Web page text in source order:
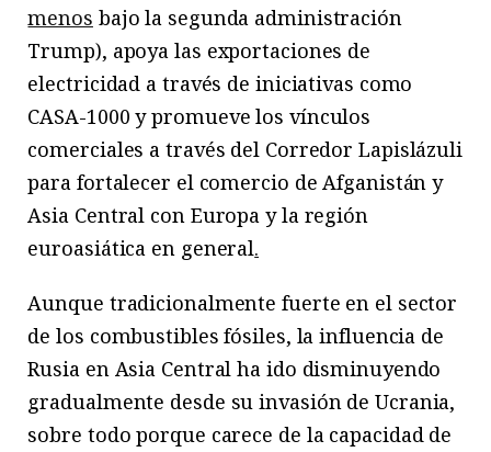
menos bajo la segunda administración
Trump), apoya las exportaciones de
electricidad a través de iniciativas como
CASA-1000 y promueve los vínculos
comerciales a través del Corredor Lapislázuli
para fortalecer el comercio de Afganistán y
Asia Central con Europa y la región
euroasiática en general.
Aunque tradicionalmente fuerte en el sector
de los combustibles fósiles, la influencia de
Rusia en Asia Central ha ido disminuyendo
gradualmente desde su invasión de Ucrania,
sobre todo porque carece de la capacidad de